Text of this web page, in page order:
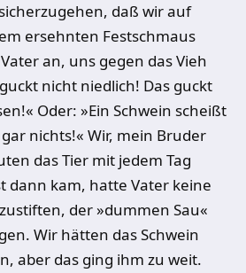
daß wir auf
ersehnten Festschmaus
an, uns gegen das Vieh
nicht niedlich! Das guckt
Oder: »Ein Schwein scheißt
nichts!« Wir, mein Bruder
das Tier mit jedem Tag
dann kam, hatte Vater keine
der »dummen Sau«
Wir hätten das Schwein
aber das ging ihm zu weit.